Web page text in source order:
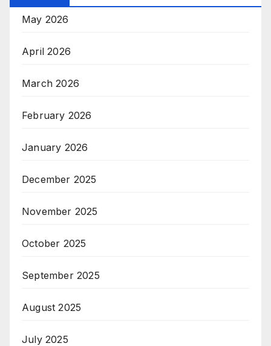
May 2026
April 2026
March 2026
February 2026
January 2026
December 2025
November 2025
October 2025
September 2025
August 2025
July 2025